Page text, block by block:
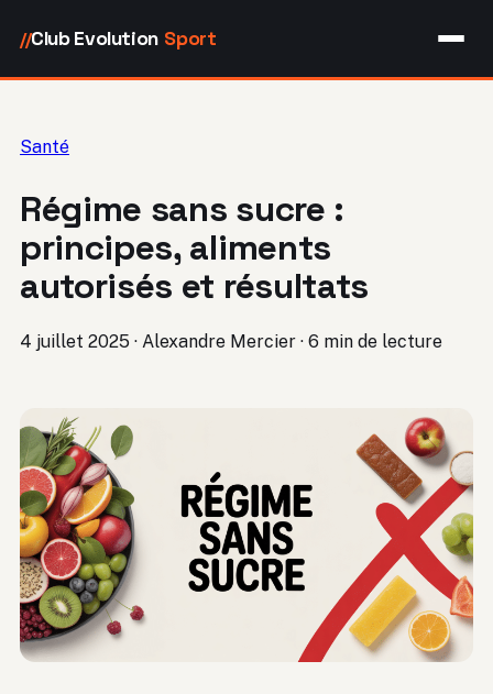
//Club Evolution Sport
Santé
Régime sans sucre :
principes, aliments
autorisés et résultats
4 juillet 2025 · Alexandre Mercier · 6 min de lecture